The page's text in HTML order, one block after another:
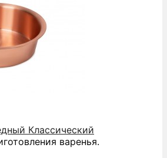
Классический
варенья.